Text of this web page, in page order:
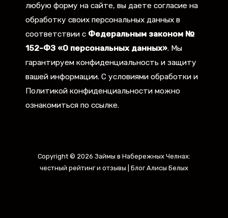
любую форму на сайте, вы даете согласие на
обработку своих персональных данных в
соответствии с Федеральным законом №
152-ФЗ «О персональных данных». Мы
гарантируем конфиденциальность и защиту
вашей информации. С условиями обработки и
Политикой конфиденциальности можно
ознакомиться по ссылке.
Copyright © 2026 Займы в Набережных Челнах:
честный рейтинг и отзывы | Блог Алисы Белых